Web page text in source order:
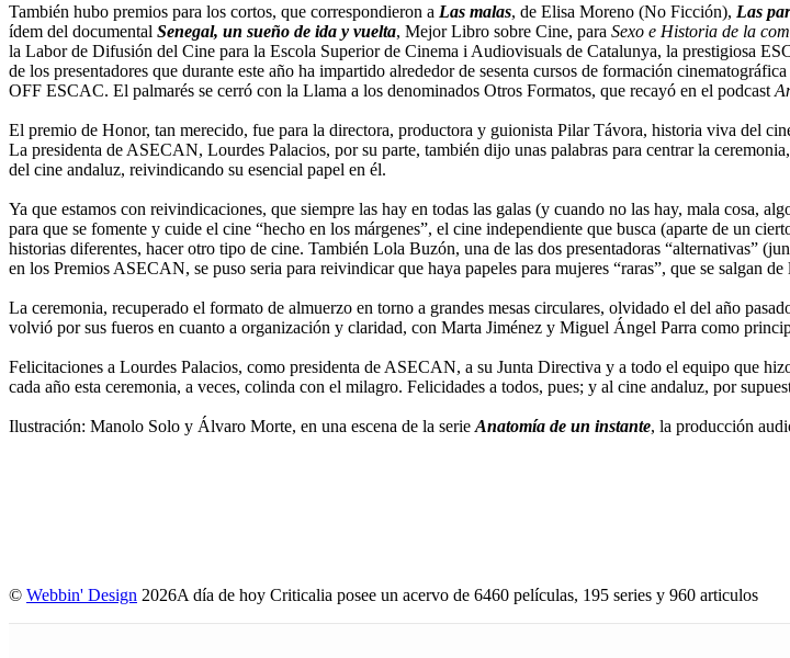
También hubo premios para los cortos, que correspondieron a Las malas, de Elisa Moreno (No Ficción), Las
ídem del documental Senegal, un sueño de ida y vuelta, Mejor Libro sobre Cine, para Sexo e Historia de la
la Labor de Difusión del Cine para la Escola Superior de Cinema i Audiovisuals de Catalunya, la prestigiosa
de los presentadores que durante este año ha impartido alrededor de sesenta cursos de formación
OFF ESCAC. El palmarés se cerró con la Llama a los denominados Otros Formatos, que recayó en el podcast
El premio de Honor, tan merecido, fue para la directora, productora y guionista Pilar Távora, historia viva del
La presidenta de ASECAN, Lourdes Palacios, por su parte, también dijo unas palabras para centrar la
del cine andaluz, reivindicando su esencial papel en él.
Ya que estamos con reivindicaciones, que siempre las hay en todas las galas (y cuando no las hay, mala cosa,
para que se fomente y cuide el cine “hecho en los márgenes”, el cine independiente que busca (aparte de un
historias diferentes, hacer otro tipo de cine. También Lola Buzón, una de las dos presentadoras “alternativas”
en los Premios ASECAN, se puso seria para reivindicar que haya papeles para mujeres “raras”, que se salgan
La ceremonia, recuperado el formato de almuerzo en torno a grandes mesas circulares, olvidado el del año
volvió por sus fueros en cuanto a organización y claridad, con Marta Jiménez y Miguel Ángel Parra como
Felicitaciones a Lourdes Palacios, como presidenta de ASECAN, a su Junta Directiva y a todo el equipo que
cada año esta ceremonia, a veces, colinda con el milagro. Felicidades a todos, pues; y al cine andaluz, por
Ilustración: Manolo Solo y Álvaro Morte, en una escena de la serie Anatomía de un instante, la producción
© Webbin' Design 2026A día de hoy Criticalia posee un acervo de 6460 películas, 195 series y 960 articulos